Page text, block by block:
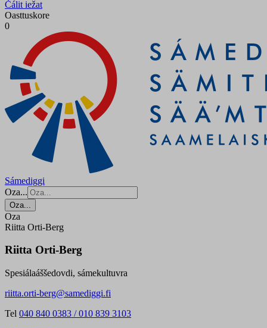
Čálit iežat
Oasttuskore
0
Sámediggi
Oza...
Oza...
Oza
Riitta Orti-Berg
Riitta Orti-Berg
Spesiálaáššedovdi, sámekultuvra
riitta.orti-berg@samediggi.fi
Tel 040 840 0383 / 010 839 3103